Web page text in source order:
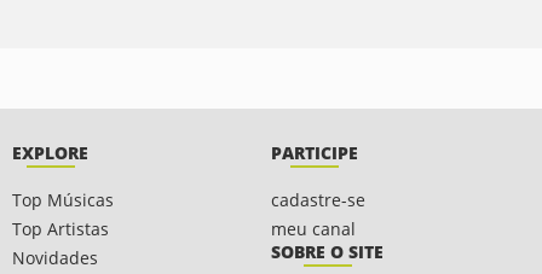
EXPLORE
Top Músicas
Top Artistas
Novidades
PARTICIPE
cadastre-se
meu canal
SOBRE O SITE